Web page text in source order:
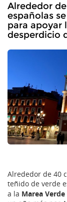
Alrededor
españolas
para apoyar
desperdicio
Alrededor de 40
teñido de verde
a la Marea